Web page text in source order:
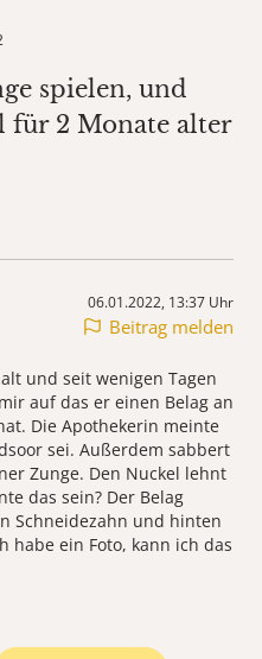
spielen, und
für 2 Monate alter
06.01.2022, 13:37 Uhr
Beitrag melden
und seit wenigen Tagen
auf das er einen Belag an
Die Apothekerin meinte
sei. Außerdem sabbert
Zunge. Den Nuckel lehnt
das sein? Der Belag
Schneidezahn und hinten
habe ein Foto, kann ich das